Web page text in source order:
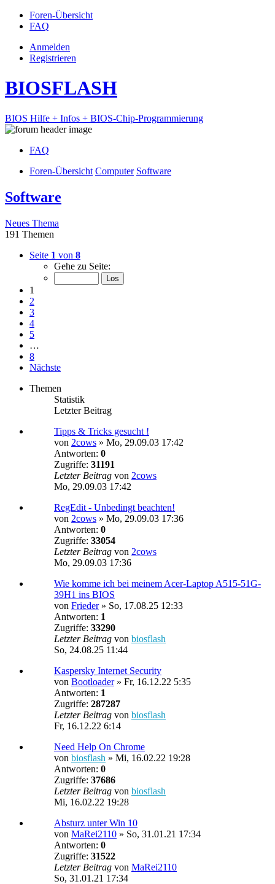
Foren-Übersicht
FAQ
Anmelden
Registrieren
BIOSFLASH
BIOS Hilfe + Infos + BIOS-Chip-Programmierung
FAQ
Foren-Übersicht Computer Software
Software
Neues Thema
191 Themen
Seite 1 von 8
Gehe zu Seite:
1
2
3
4
5
…
8
Nächste
Themen
Statistik
Letzter Beitrag
Tipps & Tricks gesucht !
von 2cows » Mo, 29.09.03 17:42
Antworten: 0
Zugriffe: 31191
Letzter Beitrag von 2cows
Mo, 29.09.03 17:42
RegEdit - Unbedingt beachten!
von 2cows » Mo, 29.09.03 17:36
Antworten: 0
Zugriffe: 33054
Letzter Beitrag von 2cows
Mo, 29.09.03 17:36
Wie komme ich bei meinem Acer-Laptop A515-51G-
39H1 ins BIOS
von Frieder» So, 17.08.25 12:33
Antworten: 1
Zugriffe: 33290
Letzter Beitrag von biosflash
So, 24.08.25 11:44
Kaspersky Internet Security
von Bootloader» Fr, 16.12.22 5:35
Antworten: 1
Zugriffe: 287287
Letzter Beitrag von biosflash
Fr, 16.12.22 6:14
Need Help On Chrome
von biosflash » Mi, 16.02.22 19:28
Antworten: 0
Zugriffe: 37686
Letzter Beitrag von biosflash
Mi, 16.02.22 19:28
Absturz unter Win 10
von MaRei2110 » So, 31.01.21 17:34
Antworten: 0
Zugriffe: 31522
Letzter Beitrag von MaRei2110
So, 31.01.21 17:34